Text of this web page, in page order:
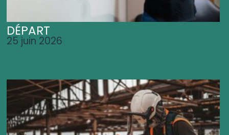
DÉPART
25 juin 2026